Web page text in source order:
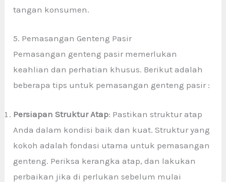
tangan konsumen.
5. Pemasangan Genteng Pasir
Pemasangan genteng pasir memerlukan
keahlian dan perhatian khusus. Berikut adalah
beberapa tips untuk pemasangan genteng pasir :
Persiapan Struktur Atap: Pastikan struktur atap
Anda dalam kondisi baik dan kuat. Struktur yang
kokoh adalah fondasi utama untuk pemasangan
genteng. Periksa kerangka atap, dan lakukan
perbaikan jika di perlukan sebelum mulai